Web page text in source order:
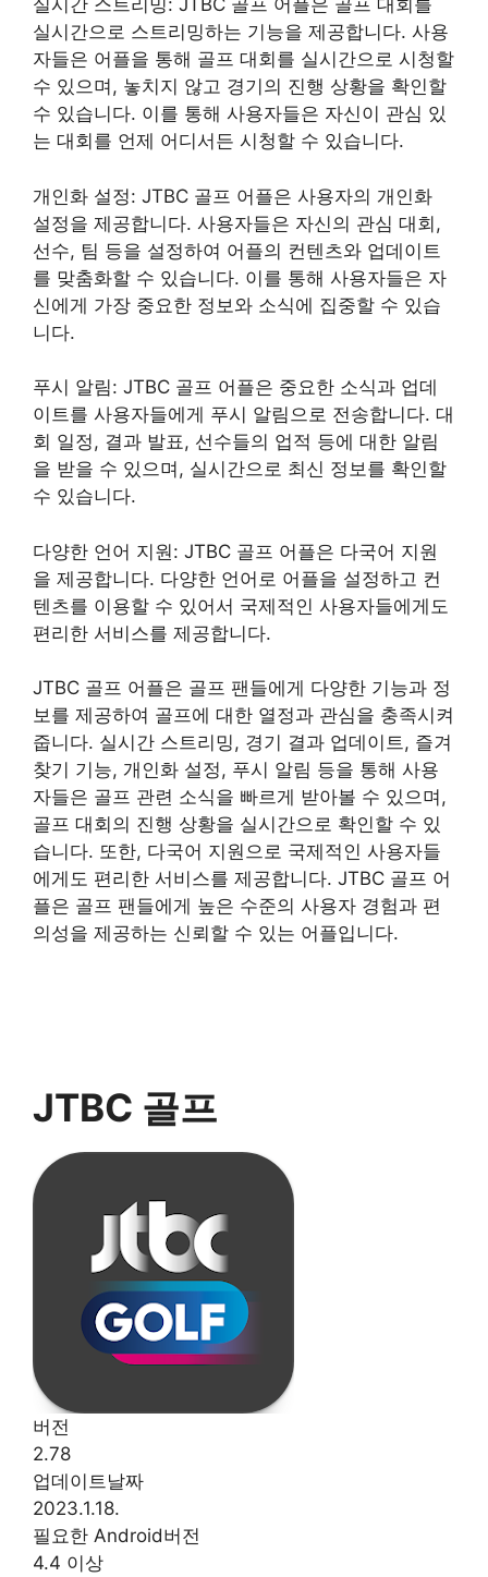
실시간 스트리밍: JTBC 골프 어플은 골프 대회를
실시간으로 스트리밍하는 기능을 제공합니다. 사용
자들은 어플을 통해 골프 대회를 실시간으로 시청할
수 있으며, 놓치지 않고 경기의 진행 상황을 확인할
수 있습니다. 이를 통해 사용자들은 자신이 관심 있
는 대회를 언제 어디서든 시청할 수 있습니다.
개인화 설정: JTBC 골프 어플은 사용자의 개인화
설정을 제공합니다. 사용자들은 자신의 관심 대회,
선수, 팀 등을 설정하여 어플의 컨텐츠와 업데이트
를 맞춤화할 수 있습니다. 이를 통해 사용자들은 자
신에게 가장 중요한 정보와 소식에 집중할 수 있습
니다.
푸시 알림: JTBC 골프 어플은 중요한 소식과 업데
이트를 사용자들에게 푸시 알림으로 전송합니다. 대
회 일정, 결과 발표, 선수들의 업적 등에 대한 알림
을 받을 수 있으며, 실시간으로 최신 정보를 확인할
수 있습니다.
다양한 언어 지원: JTBC 골프 어플은 다국어 지원
을 제공합니다. 다양한 언어로 어플을 설정하고 컨
텐츠를 이용할 수 있어서 국제적인 사용자들에게도
편리한 서비스를 제공합니다.
JTBC 골프 어플은 골프 팬들에게 다양한 기능과 정
보를 제공하여 골프에 대한 열정과 관심을 충족시켜
줍니다. 실시간 스트리밍, 경기 결과 업데이트, 즐겨
찾기 기능, 개인화 설정, 푸시 알림 등을 통해 사용
자들은 골프 관련 소식을 빠르게 받아볼 수 있으며,
골프 대회의 진행 상황을 실시간으로 확인할 수 있
습니다. 또한, 다국어 지원으로 국제적인 사용자들
에게도 편리한 서비스를 제공합니다. JTBC 골프 어
플은 골프 팬들에게 높은 수준의 사용자 경험과 편
의성을 제공하는 신뢰할 수 있는 어플입니다.
JTBC 골프
버전
2.78
업데이트날짜
2023.1.18.
필요한 Android버전
4.4 이상